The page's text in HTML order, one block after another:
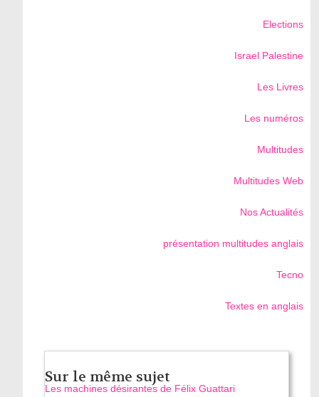
Elections
Israel Palestine
Les Livres
Les numéros
Multitudes
Multitudes Web
Nos Actualités
présentation multitudes anglais
Tecno
Textes en anglais
Sur le même sujet
Les machines désirantes de Félix Guattari